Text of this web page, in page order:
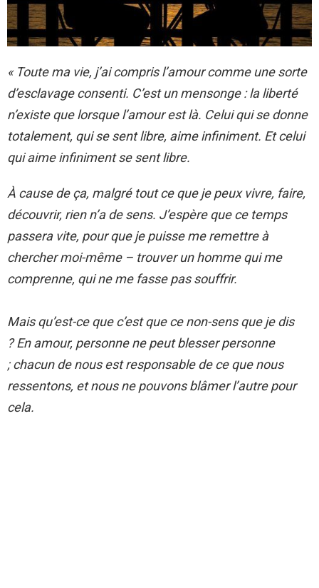
« Toute ma vie, j’ai compris l’amour comme une sorte
d’esclavage consenti. C’est un mensonge : la liberté
n’existe que lorsque l’amour est là. Celui qui se donne
totalement, qui se sent libre, aime infiniment. Et celui
qui aime infiniment se sent libre.
À cause de ça, malgré tout ce que je peux vivre, faire,
découvrir, rien n’a de sens. J’espère que ce temps
passera vite, pour que je puisse me remettre à
chercher moi-même – trouver un homme qui me
comprenne, qui ne me fasse pas souffrir.
Mais qu’est-ce que c’est que ce non-sens que je dis
? En amour, personne ne peut blesser personne
; chacun de nous est responsable de ce que nous
ressentons, et nous ne pouvons blâmer l’autre pour
cela.